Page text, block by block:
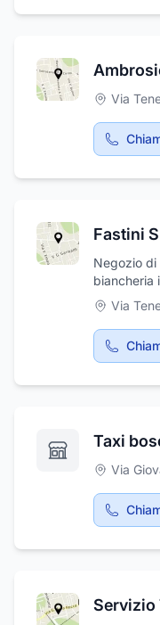
servizio
Via
Negozio di
biancheria
moda e
Via
Taxi
Via